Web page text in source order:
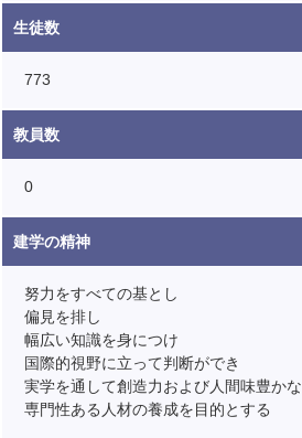
生徒数
773
教員数
0
建学の精神
努力をすべての基とし
偏見を排し
幅広い知識を身につけ
国際的視野に立って判断ができ
実学を通して創造力および人間味豊かな
専門性ある人材の養成を目的とする